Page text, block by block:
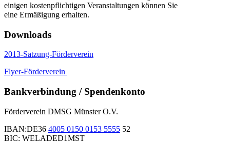
einigen kostenpflichtigen Veranstaltungen können Sie
eine Ermäßigung erhalten.
Downloads
2013-Satzung-Förderverein
Flyer-Förderverein
Bankverbindung / Spendenkonto
Förderverein DMSG Münster O.V.
IBAN:DE36 4005 0150 0153 5555 52
BIC: WELADED1MST